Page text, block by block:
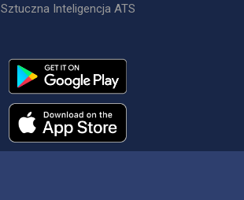
Sztuczna Inteligencja ATS